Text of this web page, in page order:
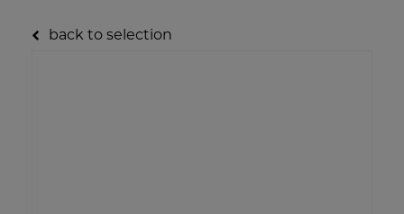
back to selection